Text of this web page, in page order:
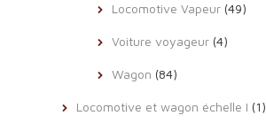
Locomotive Vapeur (49)
Voiture voyageur (4)
Wagon (84)
Locomotive et wagon échelle I (1)